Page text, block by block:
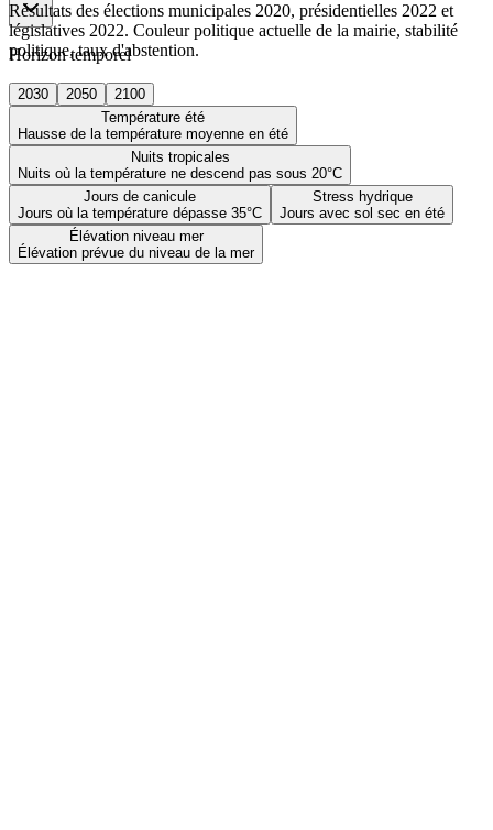
Horizon temporel
2030 2050
2100
Température été
Hausse de la température moyenne en été
Nuits tropicales
Nuits où la température ne descend pas sous 20°C
Jours de canicule
Jours où la température dépasse 35°C
Stress hydrique
Jours avec sol sec en été
Élévation niveau mer
Élévation prévue du niveau de la mer
Résultats des élections municipales 2020, présidentielles 2022 et
législatives 2022. Couleur politique actuelle de la mairie, stabilité
politique, taux d'abstention.